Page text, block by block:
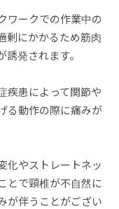
ワークでの作業中の
剰にかかるため筋肉
発されます。
疾患によって関節や
る動作の際に痛みが
化やストレートネッ
とで頸椎が不自然に
が伴うことがござい